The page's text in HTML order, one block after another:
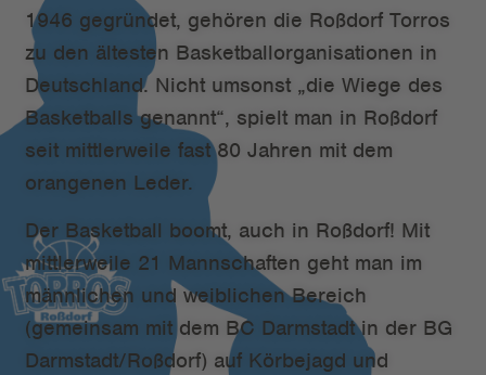
1946 gegründet, gehören die Roßdorf Torros
zu den ältesten Basketballorganisationen in
Deutschland. Nicht umsonst „die Wiege des
Basketballs genannt“, spielt man in Roßdorf
seit mittlerweile fast 80 Jahren mit dem
orangenen Leder.
Der Basketball boomt, auch in Roßdorf! Mit
mittlerweile 21 Mannschaften geht man im
männlichen und weiblichen Bereich
(gemeinsam mit dem BC Darmstadt in der BG
Darmstadt/Roßdorf) auf Körbejagd und